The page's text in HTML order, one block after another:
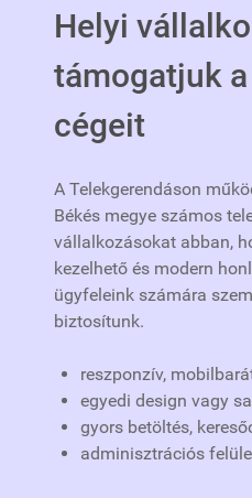
Helyi
támogatjuk
cégeit
A Telekgerendáson
Békés megye számos
vállalkozásokat abban,
kezelhető és modern
ügyfeleink számára
biztosítunk.
reszponzív,
egyedi design vagy
gyors betöltés,
adminisztrációs